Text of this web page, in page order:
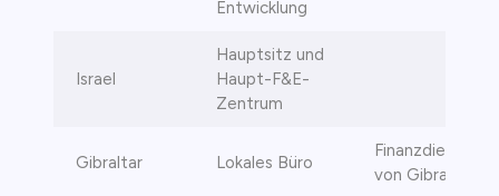
Entwicklung
Israel
Hauptsitz und
Haupt-F&E-
Zentrum
Gibraltar Lokales Büro
von Gibraltar